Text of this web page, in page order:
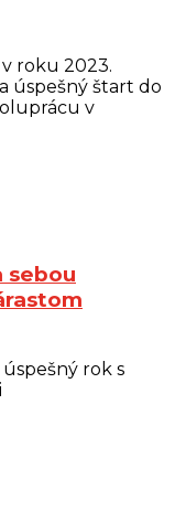
roku 2023.
úspešný štart do
v
sebou
rok s